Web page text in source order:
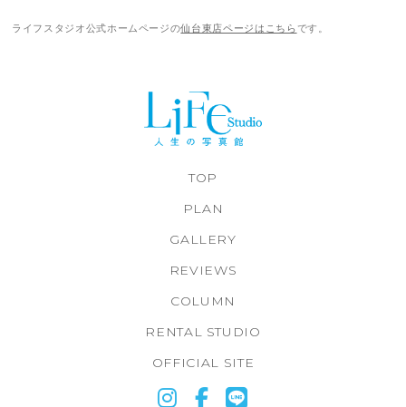
ライフスタジオ公式ホームページの仙台東店ページはこちら です。
TOP
PLAN
GALLERY
REVIEWS
COLUMN
RENTAL STUDIO
OFFICIAL SITE